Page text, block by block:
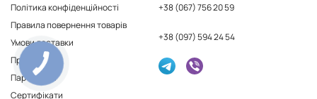
Політика конфіденційності
Правила повернення товарів
Умови доставки
Про нас
Партнерам
Сертифікати
+38 (067) 756 20 59
+38 (097) 594 24 54